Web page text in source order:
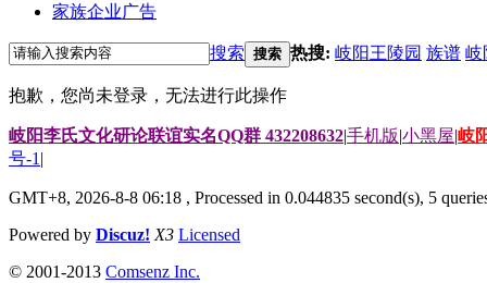
家族企业广告
搜索 搜索 热搜: 岐阳王陵园 族谱 岐
抱歉，您尚未登录，无法进行此操作
岐阳李氏文化研论联谊实名QQ群 432208632|手机版|小黑屋|岐
号-1 |
GMT+8, 2026-8-8 06:18 , Processed in 0.044835 second(s), 5
Powered by Discuz! X3 Licensed
© 2001-2013 Comsenz Inc.